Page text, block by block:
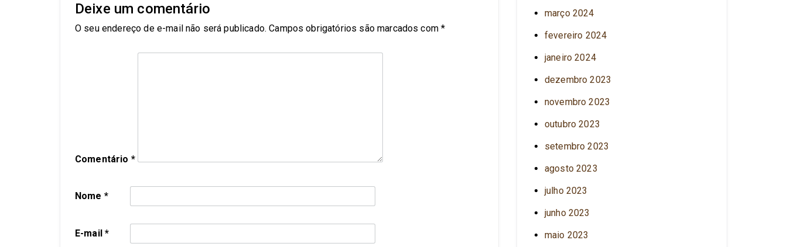
Deixe um comentário
O seu endereço de e-mail não será publicado. Campos obrigatórios são marcados com*
Comentário *
Nome *
E-mail*
março 2024
fevereiro 2024
janeiro 2024
dezembro 2023
novembro 2023
outubro 2023
setembro 2023
agosto 2023
julho 2023
junho 2023
maio 2023